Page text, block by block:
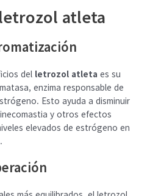
atleta
del letrozol atleta es su
enzima responsable de
Esto ayuda a disminuir
y otros efectos
elevados de estrógeno en